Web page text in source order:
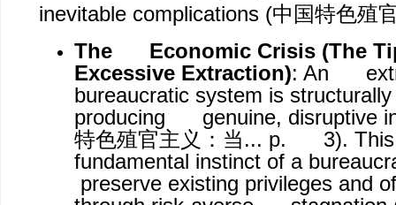
inevitable complications (中国特色殖
The Economic Crisis (The
Excessive Extraction): An
bureaucratic system is
producing genuine, disruptive
特色殖官主义：当... p. 3). This
fundamental instinct of a
preserve existing privileges and